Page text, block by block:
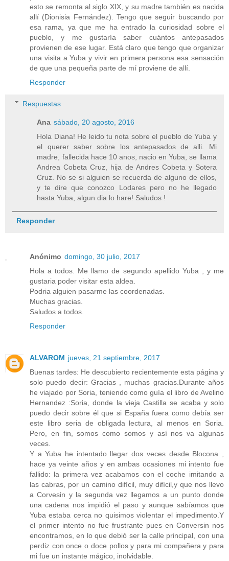
esto se remonta al siglo XIX, y su madre también es nacida
allí (Dionisia Fernández). Tengo que seguir buscando por
esa rama, ya que me ha entrado la curiosidad sobre el
pueblo, y me gustaría saber cuántos antepasados
provienen de ese lugar. Está claro que tengo que organizar
una visita a Yuba y vivir en primera persona esa sensación
de que una pequeña parte de mí proviene de allí.
Responder
Respuestas
Ana sábado, 20 agosto, 2016
Hola Diana! He leido tu nota sobre el pueblo de Yuba y
el querer saber sobre los antepasados de alli. Mi
madre, fallecida hace 10 anos, nacio en Yuba, se llama
Andrea Cobeta Cruz, hija de Andres Cobeta y Sotera
Cruz. No se si alguien se recuerda de alguno de ellos,
y te dire que conozco Lodares pero no he llegado
hasta Yuba, algun dia lo hare! Saludos !
Responder
Anónimo domingo, 30 julio, 2017
Hola a todos. Me llamo de segundo apellido Yuba , y me
gustaria poder visitar esta aldea.
Podria alguien pasarme las coordenadas.
Muchas gracias.
Saludos a todos.
Responder
ALVAROM jueves, 21 septiembre, 2017
Buenas tardes: He descubierto recientemente esta página y
solo puedo decir: Gracias , muchas gracias.Durante años
he viajado por Soria, teniendo como guía el libro de Avelino
Hernandez :Soria, donde la vieja Castilla se acaba y solo
puedo decir sobre él que si España fuera como debía ser
este libro seria de obligada lectura, al menos en Soria.
Pero, en fin, somos como somos y así nos va algunas
veces.
Y a Yuba he intentado llegar dos veces desde Blocona ,
hace ya veinte años y en ambas ocasiones mi intento fue
fallido: la primera vez acabamos con el coche imitando a
las cabras, por un camino difícil, muy difícil,y que nos llevo
a Corvesin y la segunda vez llegamos a un punto donde
una cadena nos impidió el paso y aunque sabíamos que
Yuba estaba cerca no quisimos violentar el impedimento.Y
el primer intento no fue frustrante pues en Conversin nos
encontramos, en lo que debió ser la calle principal, con una
perdiz con once o doce pollos y para mi compañera y para
mi fue un instante mágico, inolvidable.